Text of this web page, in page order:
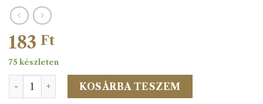
183 Ft
75 készleten
Fényvisszaverö szalag 20mm 301020 25m/vég mennyiség
KOSÁRBA TESZEM